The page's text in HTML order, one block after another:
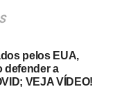
pelos EUA,
defender a
VEJA VÍDEO!